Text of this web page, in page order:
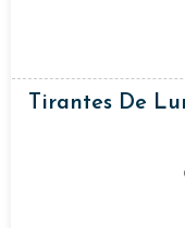
Tirantes De